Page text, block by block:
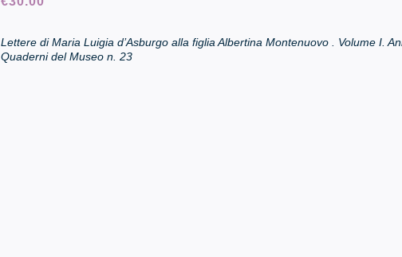
Lettere di Maria Luigia d’Asburgo alla figlia Albertina Montenuovo . Volume I.
Quaderni del Museo n. 23